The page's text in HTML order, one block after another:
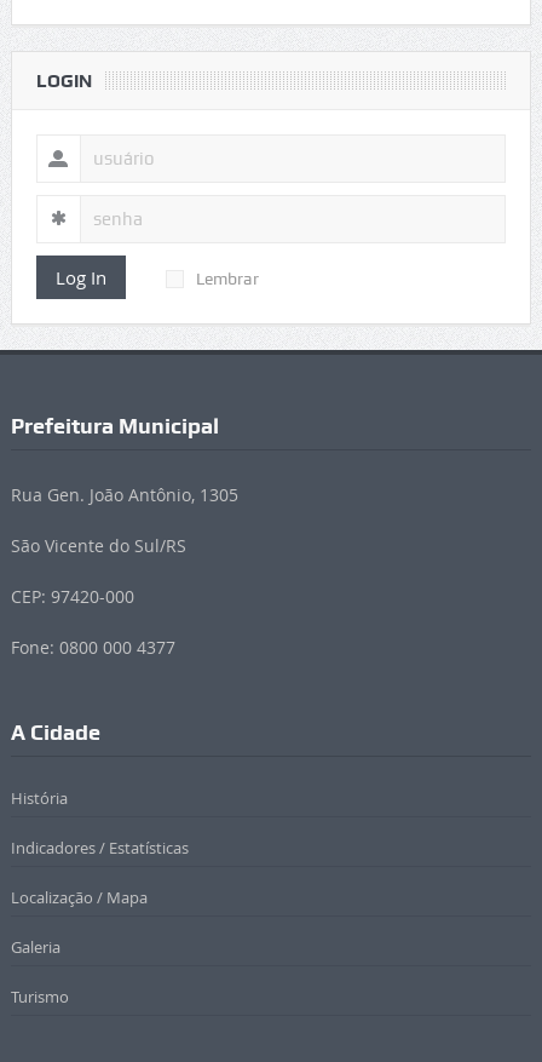
LOGIN
Log In Lembrar
Prefeitura Municipal
Rua Gen. João Antônio, 1305
São Vicente do Sul/RS
CEP: 97420-000
Fone: 0800 000 4377
A Cidade
História
Indicadores / Estatísticas
Localização / Mapa
Galeria
Turismo